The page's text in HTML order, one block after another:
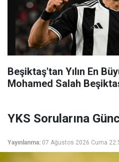
Beşiktaş'tan Yılın En
Mohamed Salah
YKS Sorularına
Yayınlanma: 07 Ağustos 2026 Cuma